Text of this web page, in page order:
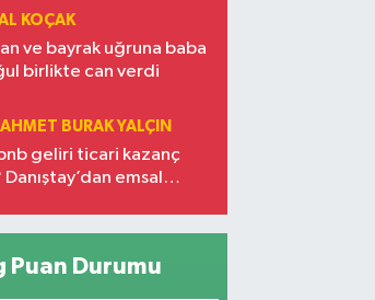
KOÇAK
ve bayrak uğruna baba
birlikte can verdi
BURAK YALÇIN
geliri ticari kazanç
Puan Durumu